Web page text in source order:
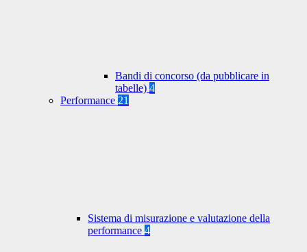
Bandi di concorso (da pubblicare in
tabelle) 4
Performance 21
Sistema di misurazione e valutazione della
performance 4